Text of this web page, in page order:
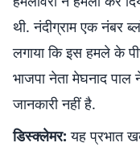
थी. नंदीग्राम एक नंबर
लगाया कि इस हमले के
भाजपा नेता मेघनाद
जानकारी नहीं है.
डिस्क्लेमर: यह प्रभात